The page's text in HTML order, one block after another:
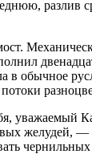
разлив
в обычное
потоки
уважаемый
желудей,